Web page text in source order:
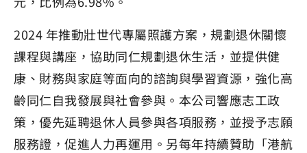
2024 年推動壯世代專屬照護方案，規劃退休關懷
課程與講座，協助同仁規劃退休生活，並提供健
康、財務與家庭等面向的諮詢與學習資源，強化高
齡同仁自我發展與社會參與。本公司響應志工政
策，優先延聘退休人員參與各項服務，並授予志願
服務證，促進人力再運用。另每年持續贊助「港航